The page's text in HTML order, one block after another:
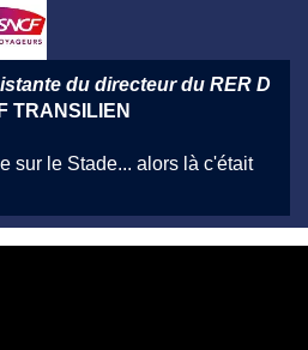
du directeur du RER D
TRANSILIEN
sur le Stade... alors là c'était